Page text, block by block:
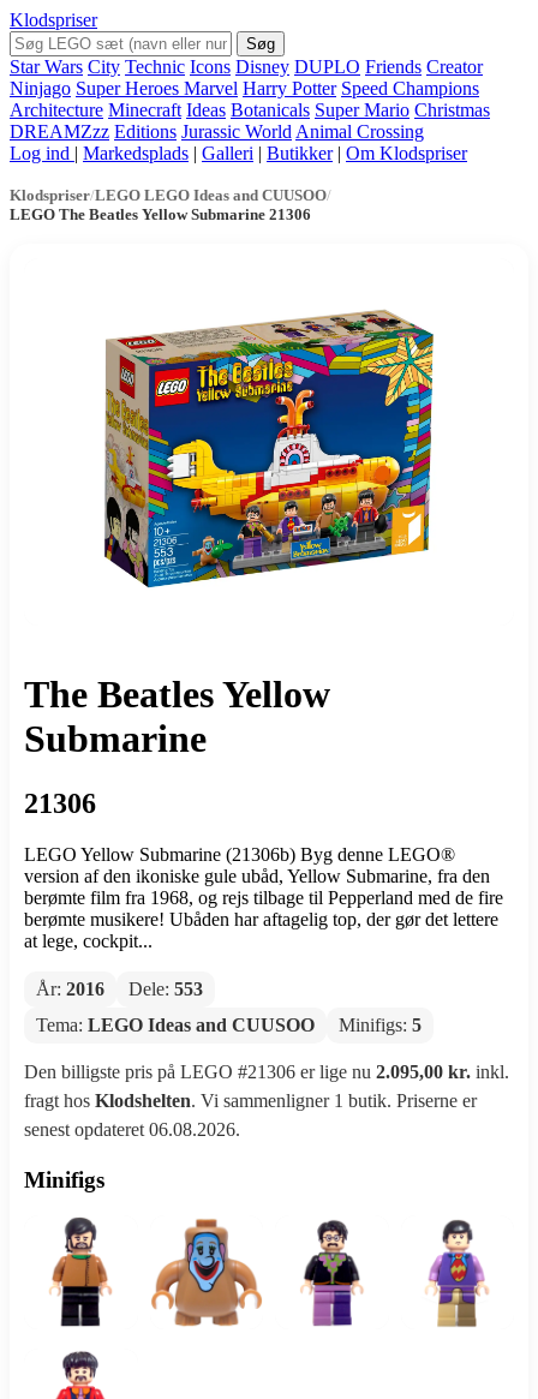
Klodspriser
Søg
Star Wars City Technic Icons Disney DUPLO Friends Creator
Ninjago Super Heroes Marvel Harry Potter Speed Champions
Architecture Minecraft Ideas Botanicals Super Mario Christmas
DREAMZzz Editions Jurassic World Animal Crossing
Log ind | Markedsplads | Galleri | Butikker | Om Klodspriser
Klodspriser/LEGO LEGO Ideas and CUUSOO/
LEGO The Beatles Yellow Submarine 21306
The Beatles Yellow
Submarine
21306
LEGO Yellow Submarine (21306b) Byg denne LEGO®
version af den ikoniske gule ubåd, Yellow Submarine, fra den
berømte film fra 1968, og rejs tilbage til Pepperland med de fire
berømte musikere! Ubåden har aftagelig top, der gør det lettere
at lege, cockpit...
År: 2016 Dele: 553
Tema: LEGO Ideas and CUUSOO Minifigs: 5
Den billigste pris på LEGO #21306 er lige nu 2.095,00 kr. inkl.
fragt hos Klodshelten. Vi sammenligner 1 butik. Priserne er
senest opdateret 06.08.2026.
Minifigs